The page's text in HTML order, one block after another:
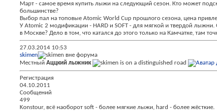
Март - самое время купить лыжи на следующий сезон. Кто может
большинстве?
Выбор пал на топовые Atomic World Cup прошлого сезона, цена
У Atomic 2 модификации - HARD и SOFT - для мягкой и твердой лыжни.
в Москве? Дело в том, что катался до этого только на Камчатке, там
27.03.2014 10:53
skimen
Местный Аццкий лыжник
Регистрация
04.10.2011
Сообщений
499
Konstour, всё наоборот soft - более мягкие лыжи, hard - более жёсткие.